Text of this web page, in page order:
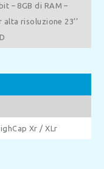
– 8GB di RAM –
risoluzione 23’’
Xr / XLr